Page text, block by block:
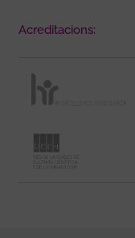
Acreditacions: